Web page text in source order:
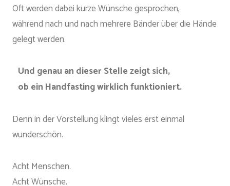
Oft werden dabei kurze Wünsche gesprochen,
während nach und nach mehrere Bänder über die Hände
gelegt werden.
Und genau an dieser Stelle zeigt sich,
ob ein Handfasting wirklich funktioniert.
Denn in der Vorstellung klingt vieles erst einmal
wunderschön.
Acht Menschen.
Acht Wünsche.